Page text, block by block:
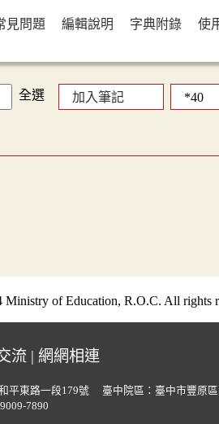
見問題 編輯說明 字典附錄 使
全選 加入筆記
of Education, R.O.C. All rights
流 | 網網相連
平東路一段179號
臺中院區：臺中市豐原
7890